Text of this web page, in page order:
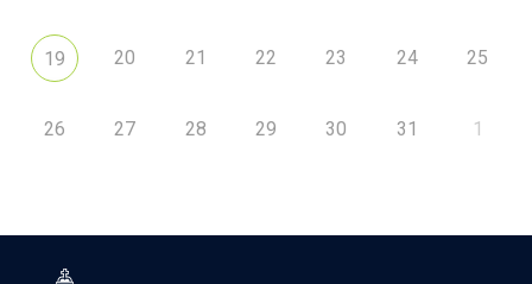
19 20 21 22 23 24 25
26 27 28 29 30 31 1